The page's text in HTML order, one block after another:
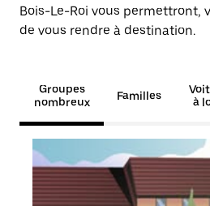
Bois-Le-Roi vous permettront,
de vous rendre à destination.
Groupes
nombreux
Familles
à